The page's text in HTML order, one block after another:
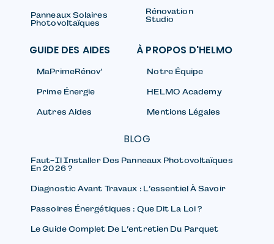
Panneaux Solaires
Photovoltaïques
Rénovation
Studio
GUIDE DES AIDES
MaPrimeRénov’
Prime Énergie
Autres Aides
À PROPOS D'HELMO
Notre Équipe
HELMO Academy
Mentions Légales
BLOG
Faut-Il Installer Des Panneaux Photovoltaïques
En 2026 ?
Diagnostic Avant Travaux : L’essentiel À Savoir
Passoires Énergétiques : Que Dit La Loi ?
Le Guide Complet De L’entretien Du Parquet